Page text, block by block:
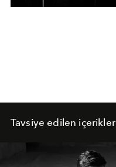
Tavsiye edilen içerikler